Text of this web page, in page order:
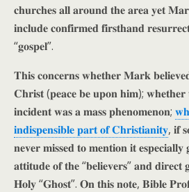
𝐜𝐡𝐮𝐫𝐜𝐡𝐞𝐬 𝐚𝐥𝐥 𝐚𝐫𝐨𝐮𝐧𝐝 𝐭𝐡𝐞 𝐚𝐫𝐞𝐚 𝐲𝐞𝐭
𝐢𝐧𝐜𝐥𝐮𝐝𝐞 𝐜𝐨𝐧𝐟𝐢𝐫𝐦𝐞𝐝 𝐟𝐢𝐫𝐬𝐭𝐡𝐚𝐧𝐝
“𝐠𝐨𝐬𝐩𝐞𝐥”.
𝐓𝐡𝐢𝐬 𝐜𝐨𝐧𝐜𝐞𝐫𝐧𝐬 𝐰𝐡𝐞𝐭𝐡𝐞𝐫 𝐌𝐚𝐫𝐤
𝐂𝐡𝐫𝐢𝐬𝐭 (𝐩𝐞𝐚𝐜𝐞 𝐛𝐞 𝐮𝐩𝐨𝐧 𝐡𝐢𝐦); 𝐰𝐡𝐞𝐭𝐡𝐞𝐫
𝐢𝐧𝐜𝐢𝐝𝐞𝐧𝐭 𝐰𝐚𝐬 𝐚 𝐦𝐚𝐬𝐬 𝐩𝐡𝐞𝐧𝐨𝐦𝐞𝐧𝐨𝐧;
𝐢𝐧𝐝𝐢𝐬𝐩𝐞𝐧𝐬𝐢𝐛𝐥𝐞 𝐩𝐚𝐫𝐭 𝐨𝐟 𝐂𝐡𝐫𝐢𝐬𝐭𝐢𝐚𝐧𝐢𝐭𝐲, 𝐢𝐟
𝐧𝐞𝐯𝐞𝐫 𝐦𝐢𝐬𝐬𝐞𝐝 𝐭𝐨 𝐦𝐞𝐧𝐭𝐢𝐨𝐧 𝐢𝐭
𝐚𝐭𝐭𝐢𝐭𝐮𝐝𝐞 𝐨𝐟 𝐭𝐡𝐞 “𝐛𝐞𝐥𝐢𝐞𝐯𝐞𝐫𝐬” 𝐚𝐧𝐝
𝐇𝐨𝐥𝐲 “𝐆𝐡𝐨𝐬𝐭”. 𝐎𝐧 𝐭𝐡𝐢𝐬 𝐧𝐨𝐭𝐞, 𝐁𝐢𝐛𝐥𝐞